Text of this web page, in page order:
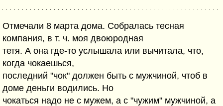
Отмечали 8 марта дома. Собралась тесная
компания, в т. ч. моя двоюродная
тетя. А она где-то услышала или вычитала, что,
когда чокаешься,
последний "чок" должен быть с мужчиной, чтоб в
доме деньги водились. Но
чокаться надо не с мужем, а с "чужим" мужчиной, а